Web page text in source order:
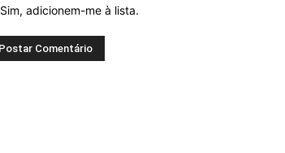
Sim, adicionem-me à lista.